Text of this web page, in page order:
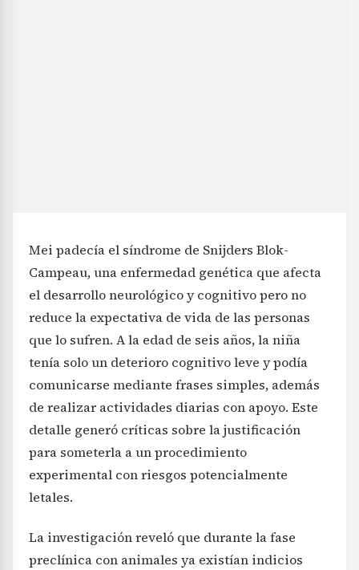
Mei padecía el síndrome de Snijders Blok-
Campeau, una enfermedad genética que afecta
el desarrollo neurológico y cognitivo pero no
reduce la expectativa de vida de las personas
que lo sufren. A la edad de seis años, la niña
tenía solo un deterioro cognitivo leve y podía
comunicarse mediante frases simples, además
de realizar actividades diarias con apoyo. Este
detalle generó críticas sobre la justificación
para someterla a un procedimiento
experimental con riesgos potencialmente
letales.
La investigación reveló que durante la fase
preclínica con animales ya existían indicios